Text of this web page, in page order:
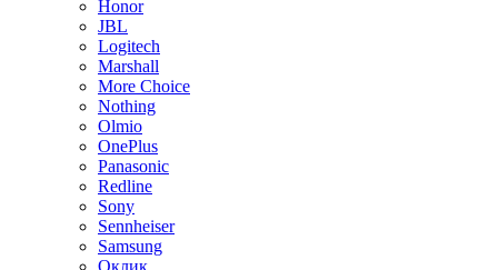
Honor
JBL
Logitech
Marshall
More Choice
Nothing
Olmio
OnePlus
Panasonic
Redline
Sony
Sennheiser
Samsung